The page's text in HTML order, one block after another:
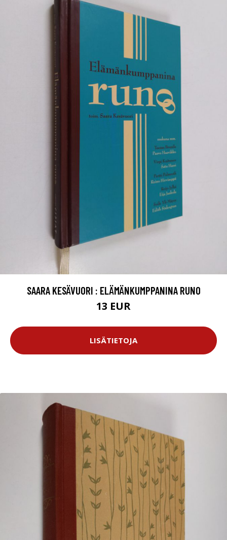
SAARA KESÄVUORI : ELÄMÄNKUMPPANINA RUNO
13 EUR
LISÄTIETOJA